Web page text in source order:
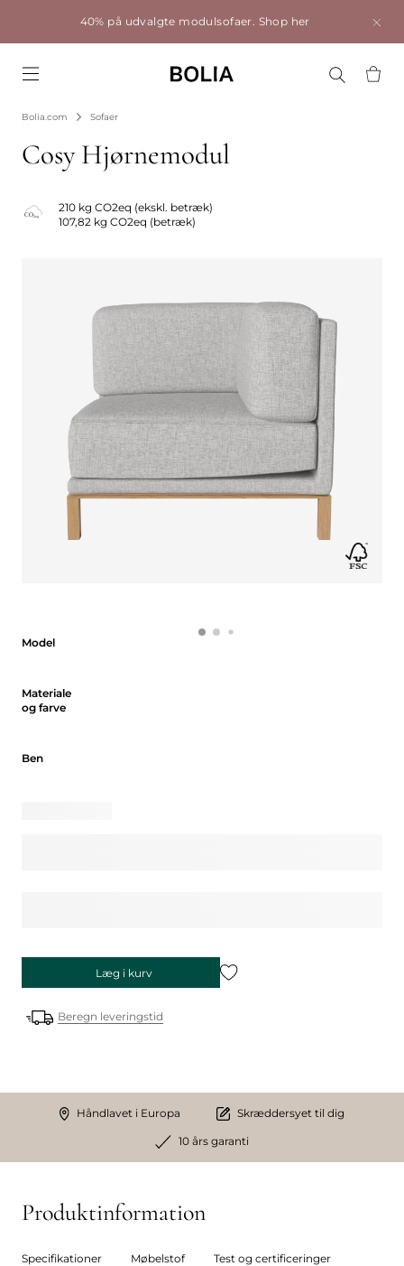
40% på udvalgte modulsofaer. Shop her
Bolia.com Sofaer
Cosy Hjørnemodul
210 kg CO2eq (ekskl. betræk)
107,82 kg CO2eq (betræk)
Model
Materiale
og farve
Ben
Læg i kurv
Beregn leveringstid
Håndlavet i Europa Skræddersyet til dig
10 års garanti
Produktinformation
Specifikationer Møbelstof Test og certificeringer